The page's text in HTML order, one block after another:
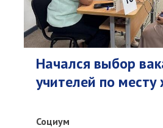
Начался выбор
учителей по месту
Социум